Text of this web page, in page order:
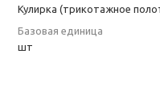
Кулирка (трикотажное
Базовая единица
шт